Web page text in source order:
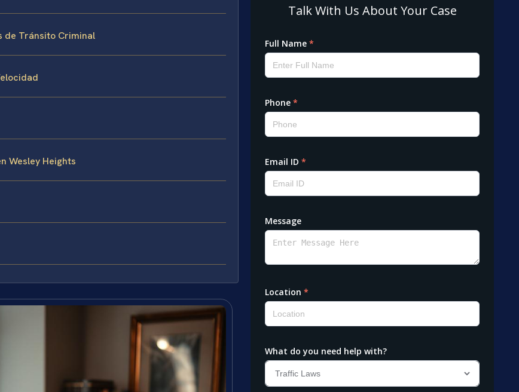
de Tránsito Criminal
Wesley Heights